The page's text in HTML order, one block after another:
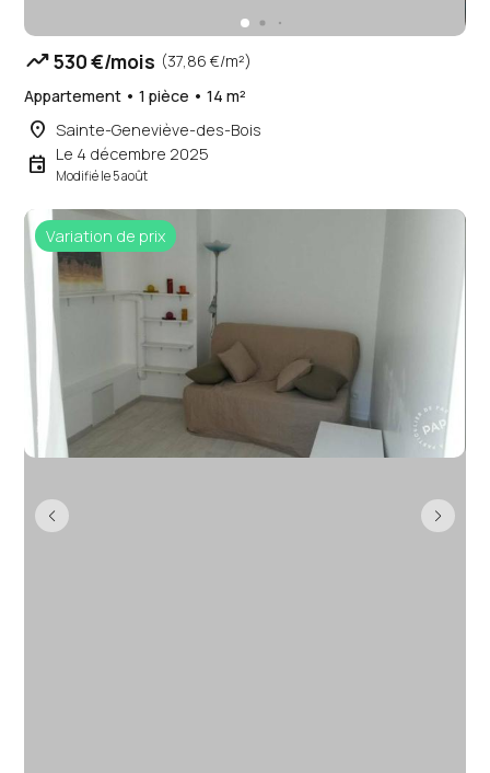
trending_up530 €/mois (37,86 €/m²)
Appartement • 1 pièce • 14 m²
place Sainte-Geneviève-des-Bois
event Le 4 décembre 2025
Modifié le 5 août
Variation de prix